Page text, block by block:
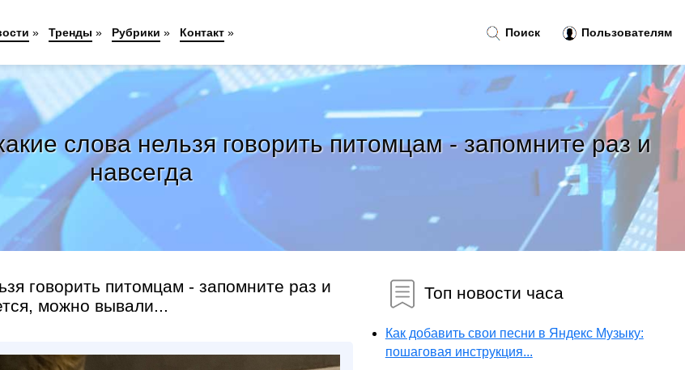
слова нельзя говорить питомцам - запомните раз и
навсегда
говорить питомцам - запомните раз и
можно вывали...
Топ новости часа
Как добавить свои песни в Яндекс Музыку:
пошаговая инструкция...
Поиск Пользователям
» Тренды » Рубрики » Контакт»